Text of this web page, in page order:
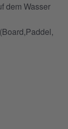
dem Wasser